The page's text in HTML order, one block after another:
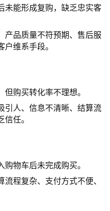
未能形成复购，缺乏忠实客
产品质量不符预期、售后服
维系手段。
但购买转化率不理想。
引人、信息不清晰、结算流
任。
购物车后未完成购买。
流程复杂、支付方式不便、